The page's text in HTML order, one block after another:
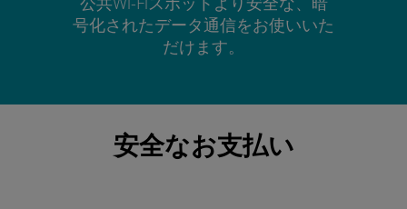
号化されたデータ通信をお使いいた
だけます。
安全なお支払い